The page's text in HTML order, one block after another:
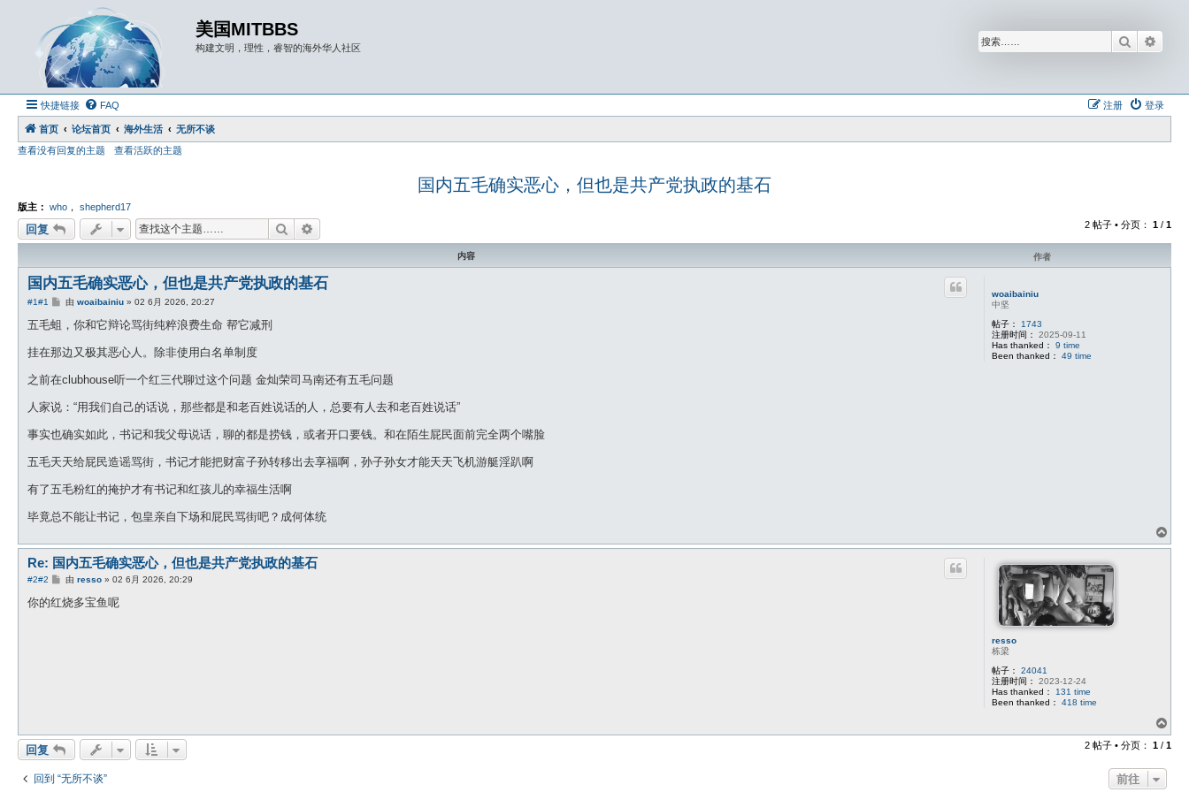
美国MITBBS
构建文明，理性，睿智的海外华人社区 搜索
快捷链接 FAQ 登录
注册
首页 论坛首页 海外生活
无所不谈
查看没有回复的主题
查看活跃的主题
国内五毛确实恶心，但也是共产党执政的基石
版主： who ， shepherd17
回复 搜索 2 帖子 • 分页： 1 / 1
内容 作者
woaibainiu
中坚
帖子：
1743
注册时间：
2025-09-11
Has thanked：
9 time
Been thanked：
49 time
国内五毛确实恶心，但也是共产党执政的基石
#1#1
帖
由 woaibainiu» 02 6月 2026, 20:27
五毛蛆，你和它辩论骂街纯粹浪费生命 帮它减刑
挂在那边又极其恶心人。除非使用白名单制度
之前在clubhouse听一个红三代聊过这个问题 金灿荣司马南还有五毛问题
人家说：“用我们自己的话说，那些都是和老百姓说话的人，总要有人去和老百姓说话”
事实也确实如此，书记和我父母说话，聊的都是捞钱，或者开口要钱。和在陌生屁民面前完全两个嘴脸
五毛天天给屁民造谣骂街，书记才能把财富子孙转移出去享福啊，孙子孙女才能天天飞机游艇淫趴啊
有了五毛粉红的掩护才有书记和红孩儿的幸福生活啊
毕竟总不能让书记，包皇亲自下场和屁民骂街吧？成何体统
首
resso
栋梁
帖子：
24041
注册时间：
2023-12-24
Has thanked：
131 time
Been thanked：
418 time
Re: 国内五毛确实恶心，但也是共产党执政的基石
#2#2
帖
由 resso» 02 6月 2026, 20:29
你的红烧多宝鱼呢
首
回复 2 帖子 • 分页： 1 / 1
回到 “无所不谈” 前往